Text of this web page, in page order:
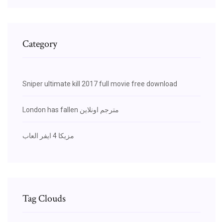
Category
Sniper ultimate kill 2017 full movie free download
London has fallen مترجم اونلاين
مزيكا 4 ايفر العاب
Tag Clouds